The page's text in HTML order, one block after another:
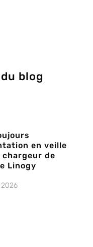
blog
en veille
chargeur de
Linogy